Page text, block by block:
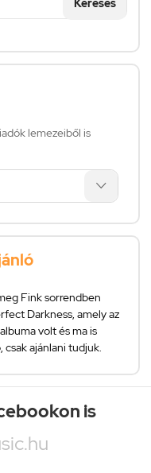
lemezeiből is
Fink sorrendben
Darkness, amely az
volt és ma is
ajánlani tudjuk.
is